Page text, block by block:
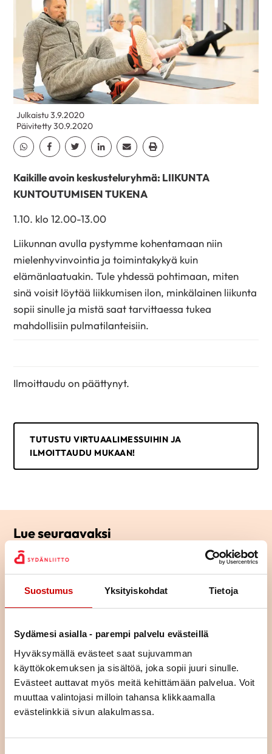
Suostumus Yksityiskohdat Tietoja
Sydämesi asialla - parempi palvelu evästeillä
Hyväksymällä evästeet saat sujuvamman
käyttökokemuksen ja sisältöä, joka sopii juuri sinulle.
Evästeet auttavat myös meitä kehittämään palvelua. Voit
muuttaa valintojasi milloin tahansa klikkaamalla
evästelinkkiä sivun alakulmassa.
Julkaistu 3.9.2020
Päivitetty 30.9.2020
Jaa Whatsapp
Jaa Facebook
Jaa TwitterJaa Linkedin
Jaa EmailJaa Print
Kaikille avoin keskusteluryhmä: LIIKUNTA
KUNTOUTUMISEN TUKENA
1.10. klo 12.00-13.00
Liikunnan avulla pystymme kohentamaan niin
mielenhyvinvointia ja toimintakykyä kuin
elämänlaatuakin. Tule yhdessä pohtimaan, miten
sinä voisit löytää liikkumisen ilon, minkälainen liikunta
sopii sinulle ja mistä saat tarvittaessa tukea
mahdollisiin pulmatilanteisiin.
Ilmoittaudu on päättynyt.
TUTUSTU VIRTUAALIMESSUIHIN JA
ILMOITTAUDU MUKAAN!
Lue seuraavaksi
Kasvikset ovat terveellisen
ruokavalion perusta
LUE ARTIKKELI
Kolesteroli kohdalleen
ruokavalinnoilla